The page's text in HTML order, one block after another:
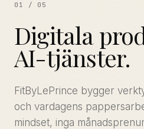
01 / 05
Digitala
AI-tjänster.
FitByLePrince bygger
och vardagens
mindset, inga